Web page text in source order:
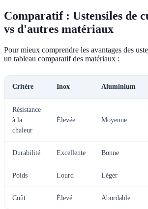
Comparatif : Ustensiles de
vs d'autres matériaux
Pour mieux comprendre les avantages des
un tableau comparatif des matériaux :
Critère Inox Aluminium
Résistance
à la
chaleur
Élevée Moyenne
Durabilité Excellente Bonne
Poids Lourd Léger
Coût Élevé Abordable